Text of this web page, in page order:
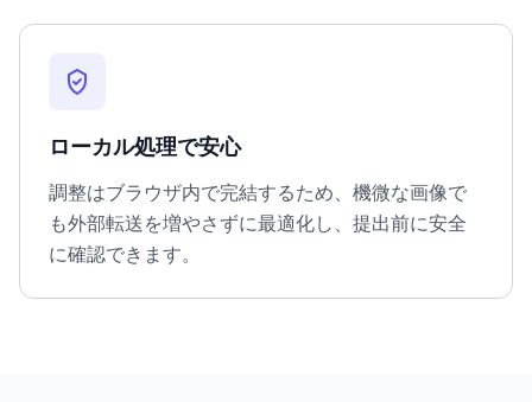
ローカル処理で安心
調整はブラウザ内で完結するため、機微な画像で
も外部転送を増やさずに最適化し、提出前に安全
に確認できます。